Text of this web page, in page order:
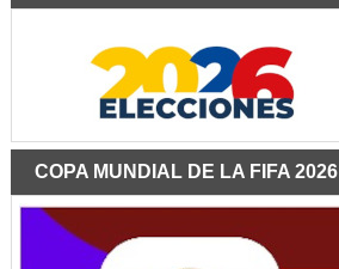
COPA MUNDIAL DE LA FIFA 2026